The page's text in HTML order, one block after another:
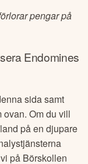
pengar på
Endomines
sida samt
ovan. Om du vill
på en djupare
på Börskollen